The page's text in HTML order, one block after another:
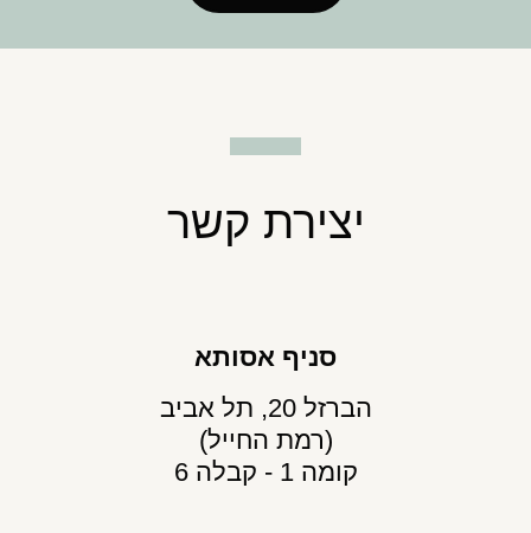
יצירת קשר
סניף אסותא
הברזל 20, תל אביב
(רמת החייל)
קומה 1 - קבלה 6